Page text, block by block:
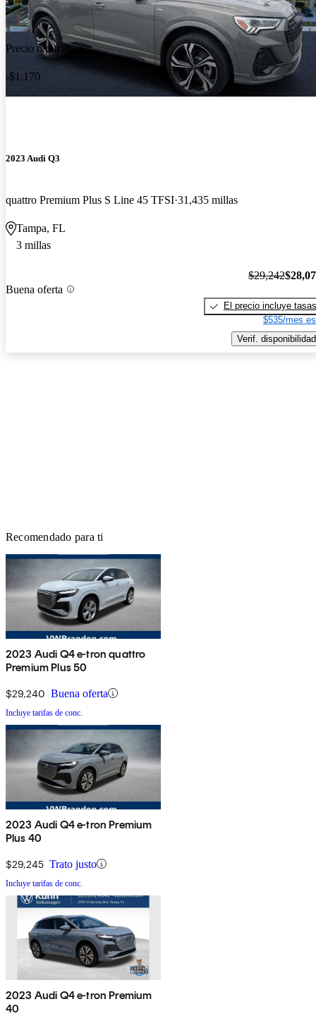
Precio reducido
-$1,170
2023 Audi Q3
quattro Premium Plus S Line 45 TFSI 31,435 millas
Tampa, FL
3 millas
Buena oferta
$29,242
El precio incluye tasas
$535/mes
Verif. disponibilidad
Recomendado para ti
2023 Audi Q4 e-tron quattro
Premium Plus 50
$29,240 Buena oferta
Incluye tarifas de conc.
2023 Audi Q4 e-tron Premium
Plus 40
$29,245 Trato justo
Incluye tarifas de conc.
2023 Audi Q4 e-tron Premium
40